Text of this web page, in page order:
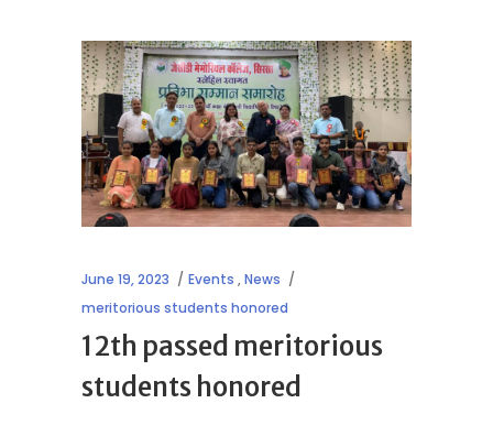
June 19, 2023 Events ,News
meritorious students honored
12th passed meritorious
students honored